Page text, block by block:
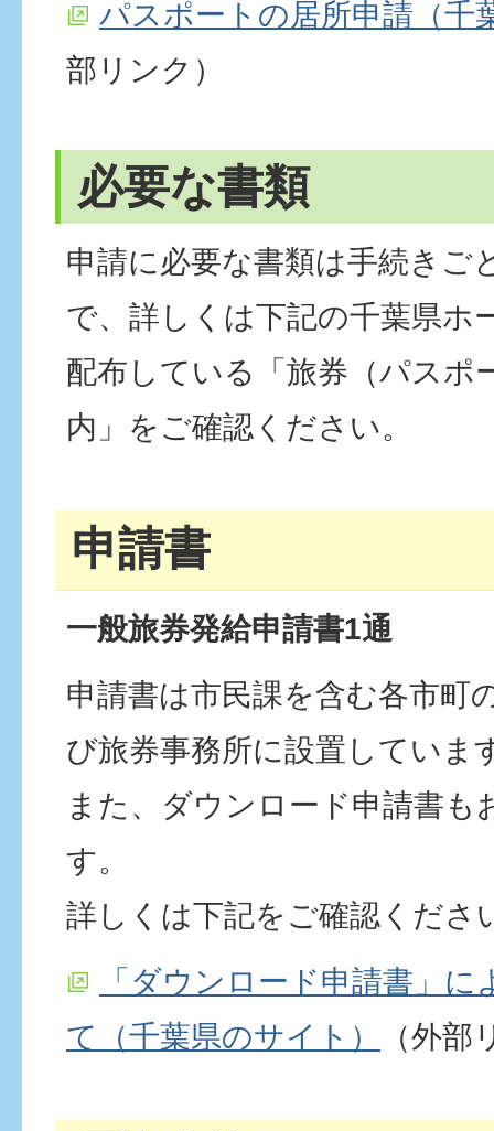
パスポートの居所申請（千
部リンク）
必要な書類
申請に必要な書類は手続きご
で、詳しくは下記の千葉県ホ
配布している「旅券（パスポ
内」をご確認ください。
申請書
一般旅券発給申請書1通
申請書は市民課を含む各市町
び旅券事務所に設置していま
また、ダウンロード申請書も
す。
詳しくは下記をご確認くださ
「ダウンロード申請書」
て（千葉県のサイト）
（外部